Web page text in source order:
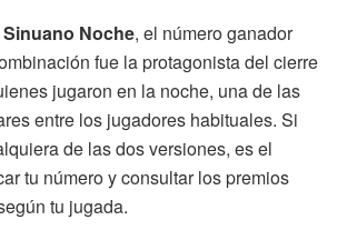
Sinuano Noche, el número ganador
fue la protagonista del cierre
jugaron en la noche, una de las
entre los jugadores habituales. Si
de las dos versiones, es el
tu número y consultar los premios
tu jugada.